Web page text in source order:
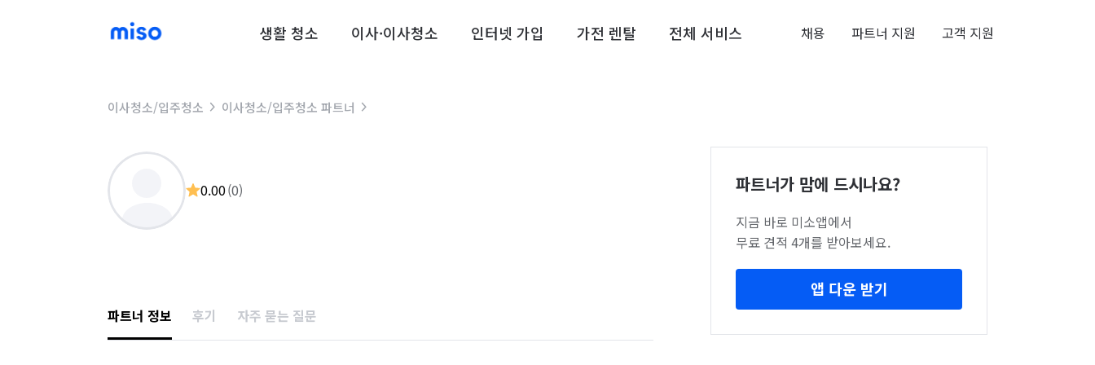
생활 청소 이사·이사청소 인터넷 가입 가전 렌탈 전체 서비스 채용 파트너 지원 고객 지원
이사청소/입주청소 이사청소/입주청소 파트너
0.00(0)
파트너 정보 후기 자주 묻는 질문
파트너가 맘에 드시나요?
지금 바로 미소앱에서
무료 견적 4개를 받아보세요.
앱 다운 받기